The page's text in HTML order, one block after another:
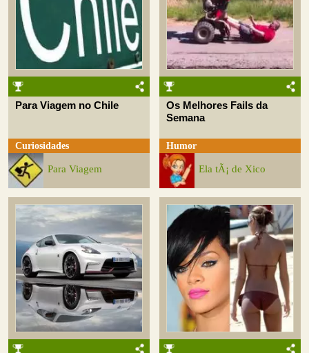
Para Viagem no Chile
Curiosidades
Para Viagem
Os Melhores Fails da
Semana
Humor
Ela tÃ¡ de Xico